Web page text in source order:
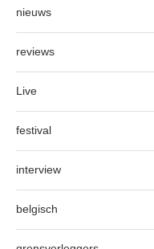
nieuws
reviews
Live
festival
interview
belgisch